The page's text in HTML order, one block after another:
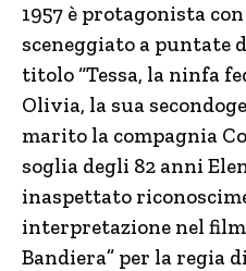
1957 è protagonista
sceneggiato a puntate
titolo “Tessa, la ninfa
Olivia, la sua
marito la compagnia
soglia degli 82 anni
inaspettato
interpretazione nel
Bandiera” per la regia